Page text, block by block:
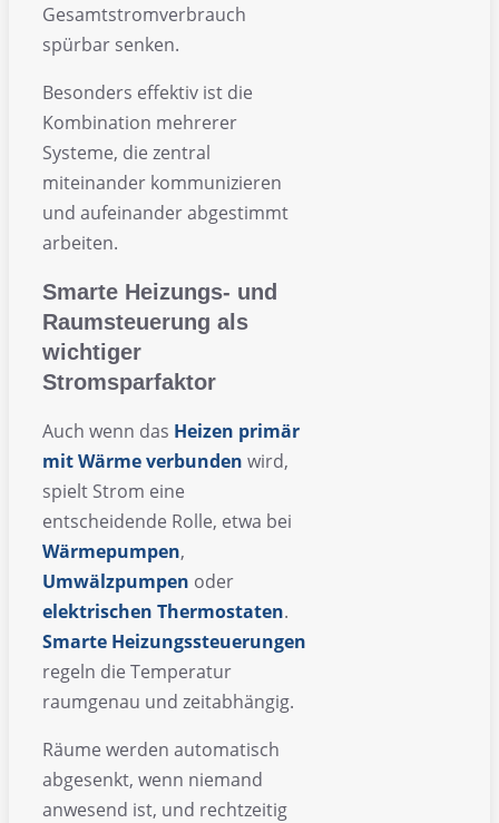
Gesamtstromverbrauch
spürbar senken.
Besonders effektiv ist die
Kombination mehrerer
Systeme, die zentral
miteinander kommunizieren
und aufeinander abgestimmt
arbeiten.
Smarte Heizungs- und
Raumsteuerung als
wichtiger
Stromsparfaktor
Auch wenn das Heizen primär
mit Wärme verbunden wird,
spielt Strom eine
entscheidende Rolle, etwa bei
Wärmepumpen,
Umwälzpumpen oder
elektrischen Thermostaten.
Smarte Heizungssteuerungen
regeln die Temperatur
raumgenau und zeitabhängig.
Räume werden automatisch
abgesenkt, wenn niemand
anwesend ist, und rechtzeitig